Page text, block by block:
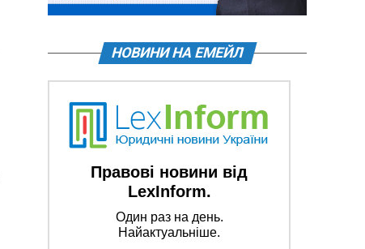
НОВИНИ НА ЕМЕЙЛ
Правові новини від
LexInform.
Один раз на день.
Найактуальніше.